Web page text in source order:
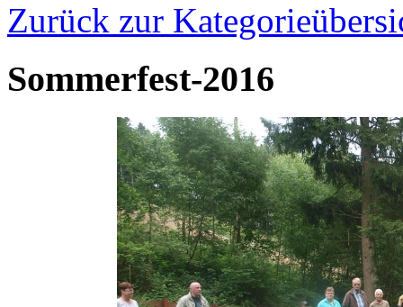
Zurück zur
Sommerfest-2016